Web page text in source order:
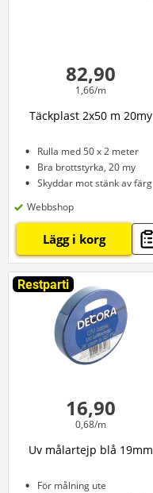
82,90
1,66/m
Täckplast 2x50 m 20my
Rulla med 50 x 2 meter
Bra brottstyrka, 20 my
Skyddar mot stänk av färg
Webbshop
Lägg i korg
Restparti
16,90
0,68/m
Uv målartejp blå 19mm
För målning ute